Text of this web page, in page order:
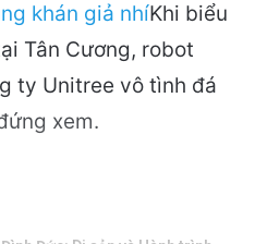
Khi biểu
Tân Cương, robot
ty Unitree vô tình đá
xem.